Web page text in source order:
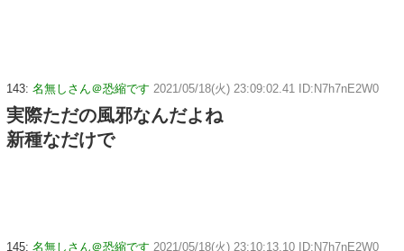
143: 名無しさん＠恐縮です 2021/05/18(火) 23:09:02.41 ID:N7h7nE2W0
実際ただの風邪なんだよね
新種なだけで
145: 名無しさん＠恐縮です 2021/05/18(火) 23:10:13.10 ID:N7h7nE2W0